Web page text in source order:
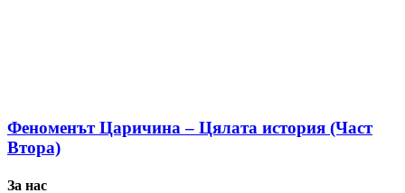
Феноменът Царичина – Цялата история (Част
Втора)
За нас